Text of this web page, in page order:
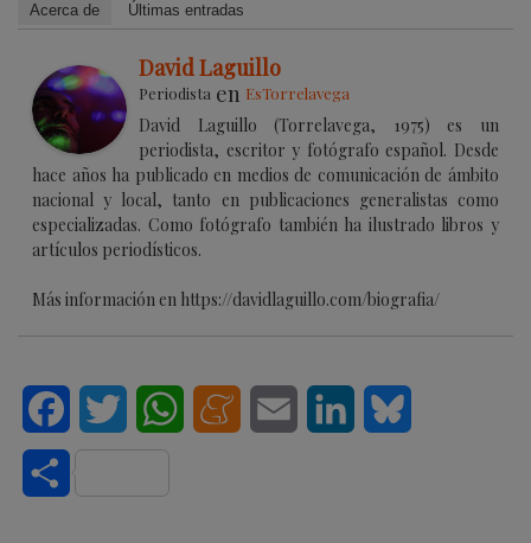
Acerca de Últimas entradas
David Laguillo
Periodista en EsTorrelavega
David Laguillo (Torrelavega, 1975) es un
periodista, escritor y fotógrafo español. Desde
hace años ha publicado en medios de comunicación de ámbito
nacional y local, tanto en publicaciones generalistas como
especializadas. Como fotógrafo también ha ilustrado libros y
artículos periodísticos.
Más información en https://davidlaguillo.com/biografia/
FacebookTwitter WhatsAppMeneameEmail LinkedIn
Compartir